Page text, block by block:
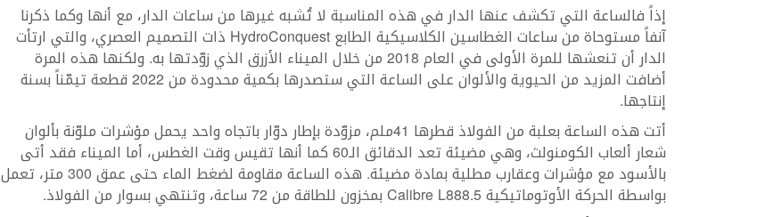
إذاً فالساعة التي تكشف عنها الدار في هذه المناسبة لا تُشبه غيرها من ساعات الدار، مع أنها وكما ذكرنا
آنفاً مستوحاة من ساعات الغطاسين الكلاسيكية الطابع HydroConquest ذات التصميم العصري، والتي ارتأت
الدار أن تنعشها للمرة الأولى في العام 2018 من خلال الميناء الأزرق الذي زوّدتها به. ولكنها هذه المرة
أضافت المزيد من الحيوية والألوان على الساعة التي ستصدرها بكمية محدودة من 2022 قطعة تيمّناً بسنة
إنتاجها.
أتت هذه الساعة بعلبة من الفولاذ قطرها 41ملم، مزوّدة بإطار دوّار باتجاه واحد يحمل مؤشرات ملوّنة بألوان
شعار ألعاب الكومنولث، وهي مضيئة تعد الدقائق الـ60 كما أنها تقيس وقت الغطس، أما الميناء فقد أتى
بالأسود مع مؤشرات وعقارب مطلية بمادة مضيئة. هذه الساعة مقاومة لضغط الماء حتى عمق 300 متر، تعمل
بواسطة الحركة الأوتوماتيكية Calibre L888.5 بمخزون للطاقة من 72 ساعة، وتنتهي بسوار من الفولاذ.